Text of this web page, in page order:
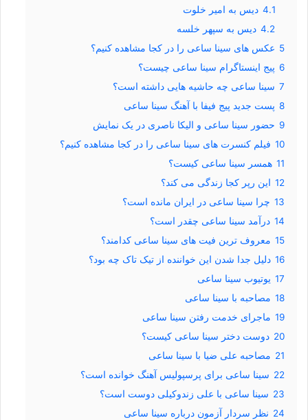
4.1 دیس به امیر خلوت
4.2 دیس به سپهر خلسه
5 عکس های سینا ساعی را در کجا مشاهده کنیم؟
6 پیج اینستاگرام سینا ساعی چیست؟
7 سینا ساعی چه حاشیه هایی داشته است؟
8 پست جدید پیج فیفا با آهنگ سینا ساعی
9 حضور سینا ساعی و الیکا ناصری در یک نمایش
10 فیلم کنسرت های سینا ساعی را در کجا مشاهده کنیم؟
11 همسر سینا ساعی کیست؟
12 این رپر کجا زندگی می کند؟
13 چرا سینا ساعی در ایران مانده است؟
14 درآمد سینا ساعی چقدر است؟
15 معروف ترین فیت های سینا ساعی کدامند؟
16 دلیل جدا شدن این خواننده از تیک تاک چه بود؟
17 یوتیوب سینا ساعی
18 مصاحبه با سینا ساعی
19 ماجرای خدمت رفتن سینا ساعی
20 دوست دختر سینا ساعی کیست؟
21 مصاحبه علی ضیا با سینا ساعی
22 سینا ساعی برای پرسپولیس آهنگ خوانده است؟
23 سینا ساعی با علی زندوکیلی دوست است؟
24 نظر سردار آزمون درباره سینا ساعی